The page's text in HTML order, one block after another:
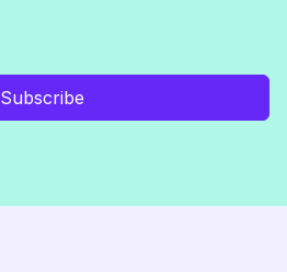
Subscribe